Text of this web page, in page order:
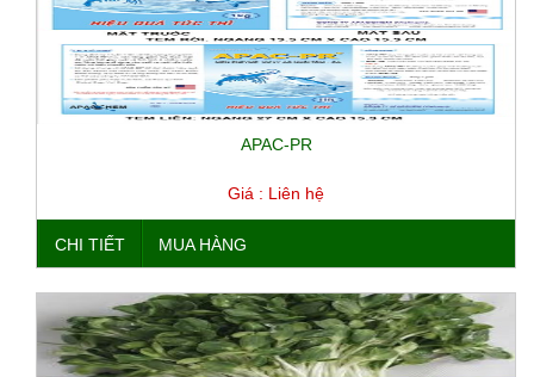
APAC-PR
Giá : Liên hệ
CHI TIẾT MUA HÀNG